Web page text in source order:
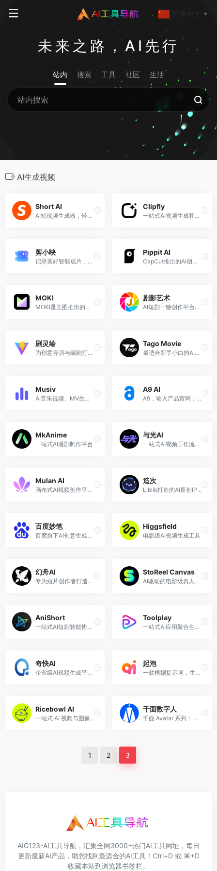
未来之路，AI先行
站内 搜索 工具 社区 生活
AI生成视频
Short AI
AI短视频生成器，轻松创作爆款短视频！
Clipfly
一站式AI视频生成和编辑平台，提供多种AI视频处理、AI图像处理工具。
剪小映
记录美好智能成片，AI智能视频剪辑
Pippit AI
CapCut推出的AI创意内容生成工具
MOKI
MOKI是美图推出的一款AI短片创作工具，旨在通过AI技术自动生成分镜图并转为视频素材。
剧影艺术
AI短剧一键创作平台：剧本解析→角色锁定→分镜生成→视频生成→4K画质增强，全流程自动化
剧灵绘
为创意导演与编剧打造的智能短剧创作平台，可将独特创意转化为高质量剧本及影音内容
Tago Movie
最适合新手小白的AI漫剧、短剧创作智能体平台
Musiv
AI音乐视频、MV生成平台，上传 MP3，AI智能生成分镜与动态视频。
A9 AI
A9，输入产品官网，几分钟生成产品宣传视频，帮你快速搞定：产品发布、产品演示、教程视频、营销推广等场景。
MkAnime
一站式AI漫剧制作平台
与光AI
一站式AI视频工作流创作平台
Mulan AI
画布式AI视频创作平台，轻松制作爆款视频
造次
Liblib打造的AI原创IP视频创作社区
百度妙笔
百度旗下AI创意生成平台
Higgsfield
电影级AI视频生成工具
幻舟AI
专为短片创作者打造的AI创作平台
StoReel Canvas
AI驱动的电影级真人短剧创作、全域商业变现一站式画布平台
AniShort
一站式AI短剧智能协创平台
Toolplay
一站式AI应用聚合生成平台
奇快AI
企业级AI视频生成平台，上传商品图片即可一键生成专业宣传视频，支持模板创作与参考视频复刻。
起泡
一款根据提示词，生成图片和视频的产品
Ricebowl AI
一站式 AI 视频与图像创作平台：文生图、文生视频、图片增强与实用工具合集
千面数字人
千面 Avatar 系列：音频转换让静图随声动起来，动作模仿让动漫复刻真人动作，操作简单，满足多元创意需求。
1 2 3
AIG123-AI工具导航，汇集全网3000+热门AI工具网址，每日
更新最新AI产品，助您找到最适合的AI工具！Ctrl+D 或 ⌘+D
收藏本站到浏览器书签栏。
▼